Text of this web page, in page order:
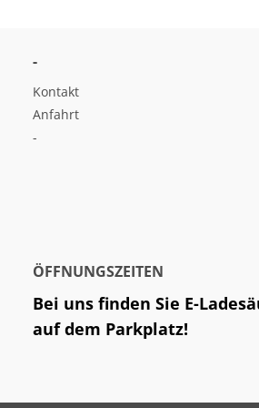
-
Kontakt
Anfahrt
-
ÖFFNUNGSZEITEN
Bei uns finden Sie E-
auf dem Parkplatz!